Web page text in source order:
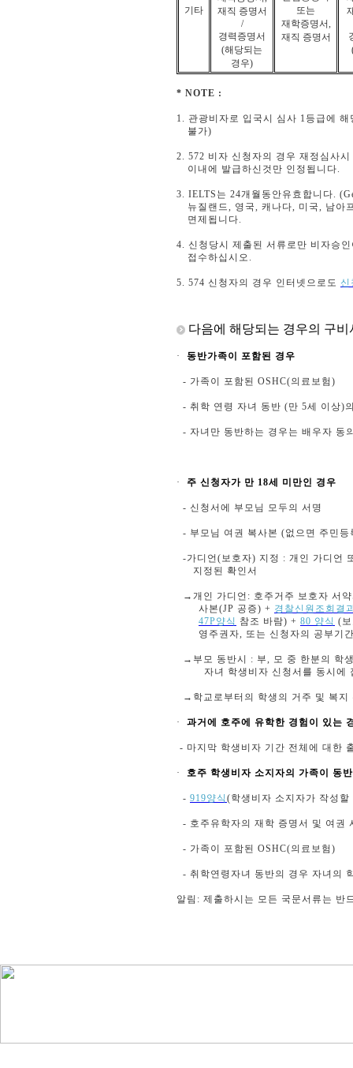
기타
재직 증명서
/
경력증명서
(해당되는
경우)
또는
재학증명서,
재직 증명서
* NOTE :
1. 관광비자로 입국시 심사 1등급에
불가)
2. 572 비자 신청자의 경우 재정심사
이내에 발급하신것만 인정됩니다.
3. IELTS는 24개월동안유효합니다.
뉴질랜드, 영국, 캐나다, 미국, 남아
면제됩니다.
4. 신청당시 제출된 서류로만 비자승
접수하십시오.
5. 574 신청자의 경우 인터넷으로도 신
다음에 해당되는 경우의 구비
· 동반가족이 포함된 경우
- 가족이 포함된 OSHC(의료보험)
- 취학 연령 자녀 동반 (만 5세 이상)
- 자녀만 동반하는 경우는 배우자 동
· 주 신청자가 만 18세 미만인 경우
- 신청서에 부모님 모두의 서명
- 부모님 여권 복사본 (없으면 주민등
-가디언(보호자) 지정 : 개인 가디언
지정된 확인서
→개인 가디언: 호주거주 보호자 서
사본(JP 공증) + 경찰신원조회결
47P양식 참조 바람) + 80 양식 (
영주권자, 또는 신청자의 공부기
→부모 동반시 : 부, 모 중 한분의 학
자녀 학생비자 신청서를 동시에
→학교로부터의 학생의 거주 및 복지
· 과거에 호주에 유학한 경험이 있는
- 마지막 학생비자 기간 전체에 대한
· 호주 학생비자 소지자의 가족이 동
- 919양식 (학생비자 소지자가 작성할
- 호주유학자의 재학 증명서 및 여권
- 가족이 포함된 OSHC(의료보험)
- 취학연령자녀 동반의 경우 자녀의
알림 : 제출하시는 모든 국문서류는 반